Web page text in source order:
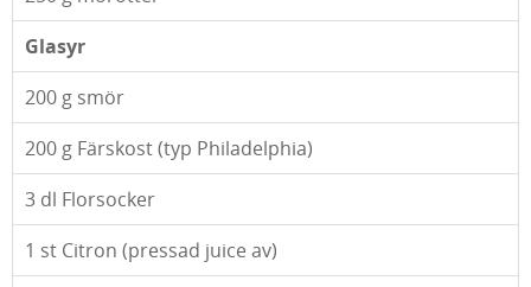
Glasyr
200 g smör
200 g Färskost (typ Philadelphia)
3 dl Florsocker
1 st Citron (pressad juice av)